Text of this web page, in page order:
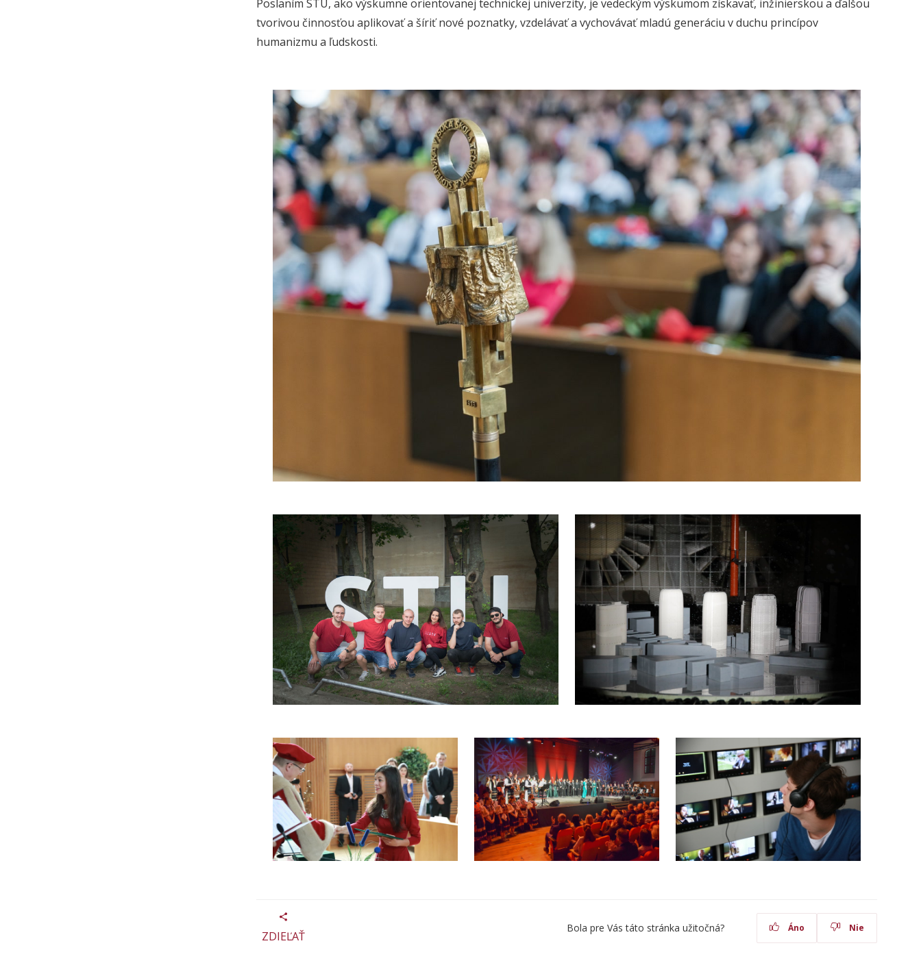
Poslaním STU, ako výskumne orientovanej technickej univerzity, je vedeckým výskumom získavať, inžinierskou a ďalšou
tvorivou činnosťou aplikovať a šíriť nové poznatky, vzdelávať a vychovávať mladú generáciu v duchu princípov
humanizmu a ľudskosti.
ZDIEĽAŤ
Bola pre Vás táto stránka užitočná? Áno Nie